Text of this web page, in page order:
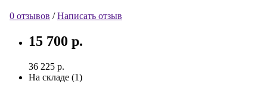
0 отзывов /Написать отзыв
15 700 р.
36 225 р.
На складе (1)